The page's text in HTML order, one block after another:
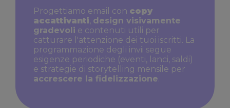
Progettiamo email con copy
accattivanti, design visivamente
gradevoli e contenuti utili per
catturare l'attenzione dei tuoi iscritti. La
programmazione degli invii segue
esigenze periodiche (eventi, lanci, saldi)
e strategie di storytelling mensile per
accrescere la fidelizzazione.